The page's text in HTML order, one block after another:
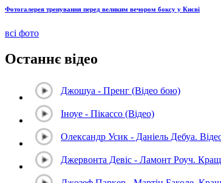
Фотогалерея тренування перед великим вечором боксу у Києві
всі фото
Останнє відео
Джошуа - Пренг (Відео бою)
Іноуе - Пікассо (Відео)
Олександр Усик - Даніель Дебуа.
Джервонта Девіс - Ламонт Роуч.